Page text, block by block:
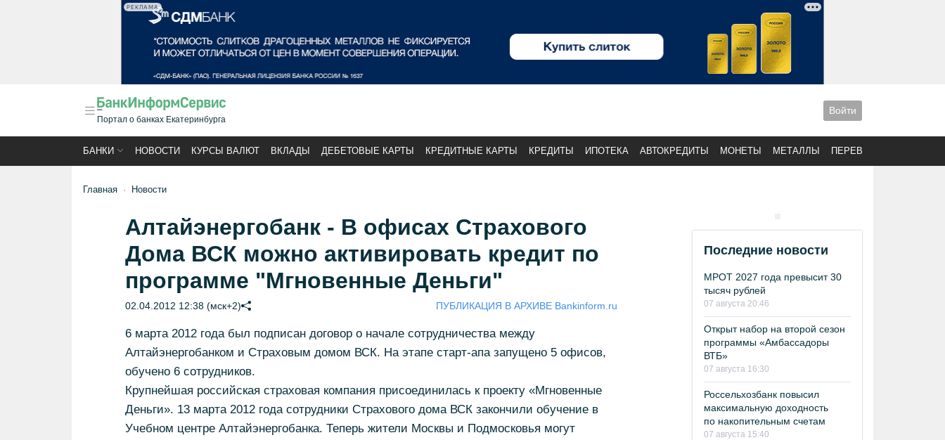
РЕКЛАМА
Портал о банках Екатеринбурга
Войти
БАНКИ НОВОСТИ КУРСЫ ВАЛЮТ ВКЛАДЫ ДЕБЕТОВЫЕ КАРТЫ КРЕДИТНЫЕ КАРТЫ КРЕДИТЫ ИПОТЕКА АВТОКРЕДИТЫ МОНЕТЫ МЕТАЛЛЫ ПЕРЕВОДЫ
Главная Новости
Алтайэнергобанк - В офисах Страхового
Дома ВСК можно активировать кредит по
программе "Мгновенные Деньги"
02.04.2012 12:38 (мск+2) ПУБЛИКАЦИЯ В АРХИВЕ Bankinform.ru
6 марта 2012 года был подписан договор о начале сотрудничества между
Алтайэнергобанком и Страховым домом ВСК. На этапе старт-апа запущено 5 офисов,
обучено 6 сотрудников.
Крупнейшая российская страховая компания присоединилась к проекту «Мгновенные
Деньги». 13 марта 2012 года сотрудники Страхового дома ВСК закончили обучение в
Учебном центре Алтайэнергобанка. Теперь жители Москвы и Подмосковья могут
Последние новости
МРОТ 2027 года превысит 30
тысяч рублей
07 августа 20:46
Открыт набор на второй сезон
программы «Амбассадоры
ВТБ»
07 августа 16:30
Россельхозбанк повысил
максимальную доходность
по накопительным счетам
07 августа 15:40